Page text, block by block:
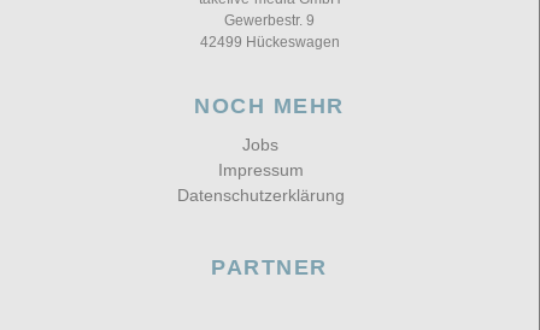
Gewerbestr. 9
42499 Hückeswagen
NOCH MEHR
Jobs
Impressum
Datenschutzerklärung
PARTNER